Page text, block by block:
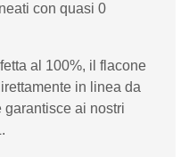
con quasi 0
al 100%, il flacone
in linea da
garantisce ai nostri